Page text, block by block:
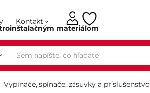
materiálom
Kontakt
Vypínače, spínače, zásuvky a príslušenstvo